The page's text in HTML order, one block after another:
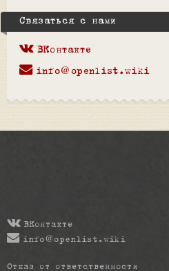
Связаться с нами
ВКонтакте
info@openlist.wiki
ВКонтакте
info@openlist.wiki
Отказ от ответственности